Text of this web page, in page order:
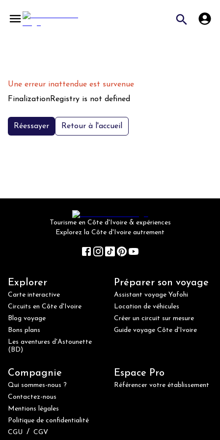
Une erreur inattendue est survenue
FinalizationRegistry is not defined
Réessayer Retour à l'accueil
Tourisme en Côte d'Ivoire & expériences
Explorez la Côte d'Ivoire autrement
Explorer
Carte interactive
Circuits en Côte d'Ivoire
Blog voyage
Bons plans
Les aventures d'Astounette
(BD)
Préparer son voyage
Assistant voyage Yafohi
Location de véhicules
Créer un circuit sur mesure
Guide voyage Côte d'Ivoire
Compagnie
Qui sommes-nous ?
Contactez-nous
Mentions légales
Politique de confidentialité
CGU / CGV
Espace Pro
Référencer votre établissement